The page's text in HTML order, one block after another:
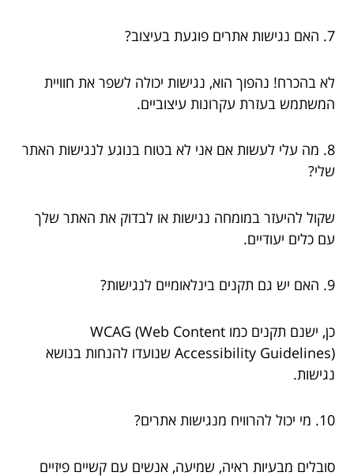
7. האם נגישות אתרים פוגעת בעיצוב?
לא בהכרח! נהפוך הוא, נגישות יכולה לשפר את חוויית
המשתמש בעזרת עקרונות עיצוביים.
8. מה עלי לעשות אם אני לא בטוח בנוגע לנגישות האתר
שלי?
שקול להיעזר במומחה נגישות או לבדוק את האתר שלך
עם כלים יעודיים.
9. האם יש גם תקנים בינלאומיים לנגישות?
כן, ישנם תקנים כמו WCAG (Web Content
Accessibility Guidelines) שנועדו להנחות בנושא
נגישות.
10. מי יכול להרוויח מנגישות אתרים?
סובלים מבעיות ראיה, שמיעה, אנשים עם קשיים פיזיים